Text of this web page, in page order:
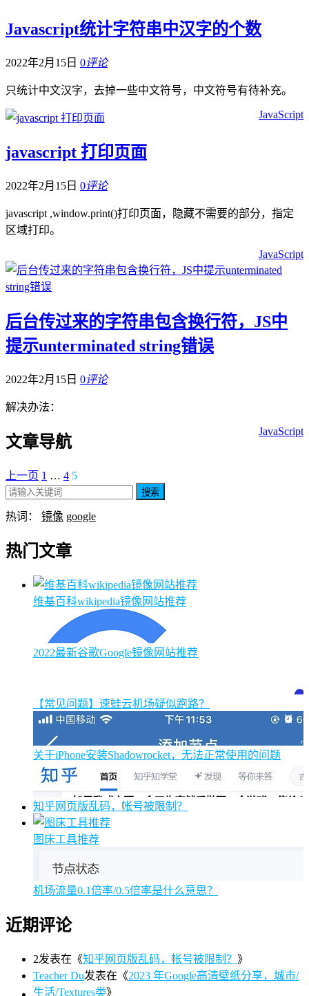
Javascript统计字符串中汉字的个数
2022年2月15日 0评论
只统计中文汉字，去掉一些中文符号，中文符号有待补充。
JavaScript
javascript 打印页面
2022年2月15日 0评论
javascript ,window.print()打印页面，隐藏不需要的部分，指定
区域打印。
JavaScript
后台传过来的字符串包含换行符，JS中
提示unterminated string错误
2022年2月15日 0评论
解决办法：
JavaScript
文章导航
上一页 1 … 4 5
搜索
热词： 镜像 google
热门文章
维基百科wikipedia镜像网站推荐
2022最新谷歌Google镜像网站推荐
【常见问题】速蛙云机场疑似跑路？
关于iPhone安装Shadowrocket，无法正常使用的问题
知乎网页版乱码，帐号被限制？
图床工具推荐
机场流量0.1倍率/0.5倍率是什么意思？
近期评论
2发表在《知乎网页版乱码，帐号被限制？ 》
Teacher Du发表在《2023 年Google高清壁纸分享，城市/
生活/Textures类》